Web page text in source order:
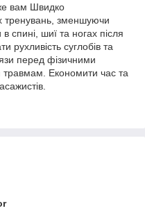
вам Швидко
тренувань, зменшуючи
спині, шиї та ногах після
рухливість суглобів та
перед фізичними
травмам. Економити час та